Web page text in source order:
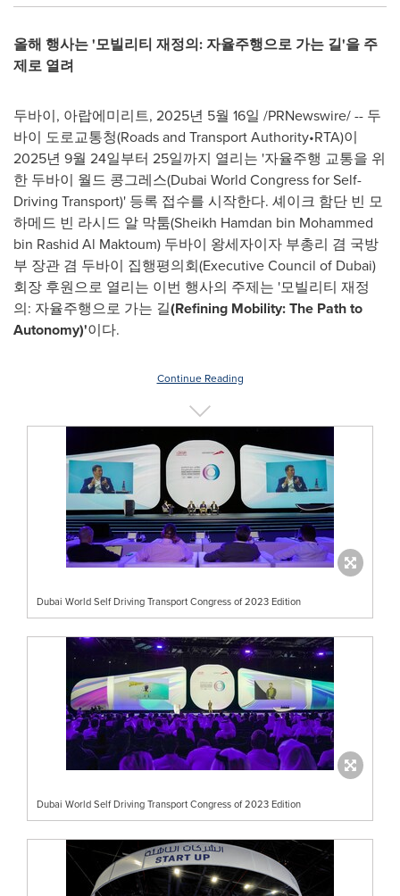
올해 행사는 '모빌리티 재정의: 자율주행으로 가는 길'을 주
제로 열려
두바이, 아랍에미리트, 2025년 5월 16일 /PRNewswire/ -- 두
바이 도로교통청(Roads and Transport Authority•RTA)이
2025년 9월 24일부터 25일까지 열리는 '자율주행 교통을 위
한 두바이 월드 콩그레스(Dubai World Congress for Self-
Driving Transport)' 등록 접수를 시작한다. 셰이크 함단 빈 모
하메드 빈 라시드 알 막툼(Sheikh Hamdan bin Mohammed
bin Rashid Al Maktoum) 두바이 왕세자이자 부총리 겸 국방
부 장관 겸 두바이 집행평의회(Executive Council of Dubai)
회장 후원으로 열리는 이번 행사의 주제는 '모빌리티 재정
의: 자율주행으로 가는 길(Refining Mobility: The Path to
Autonomy)'이다.
Continue Reading
Dubai World Self Driving Transport Congress of 2023 Edition
Dubai World Self Driving Transport Congress of 2023 Edition